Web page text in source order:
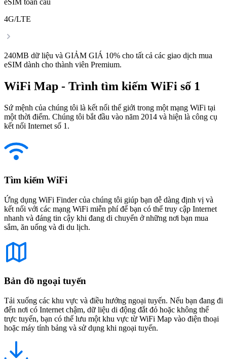
eSIM toàn cầu
4G/LTE
240MB dữ liệu và GIẢM GIÁ 10% cho tất cả các giao dịch mua
eSIM dành cho thành viên Premium.
WiFi Map - Trình tìm kiếm WiFi số 1
Sứ mệnh của chúng tôi là kết nối thế giới trong một mạng WiFi tại
một thời điểm. Chúng tôi bắt đầu vào năm 2014 và hiện là công cụ
kết nối Internet số 1.
Tìm kiếm WiFi
Ứng dụng WiFi Finder của chúng tôi giúp bạn dễ dàng định vị và
kết nối với các mạng WiFi miễn phí để bạn có thể truy cập Internet
nhanh và đáng tin cậy khi đang di chuyển ở những nơi bạn mua
sắm, ăn uống và đi du lịch.
Bản đồ ngoại tuyến
Tải xuống các khu vực và điều hướng ngoại tuyến. Nếu bạn đang đi
đến nơi có Internet chậm, dữ liệu di động đắt đỏ hoặc không thể
trực tuyến, bạn có thể lưu một khu vực từ WiFi Map vào điện thoại
hoặc máy tính bảng và sử dụng khi ngoại tuyến.